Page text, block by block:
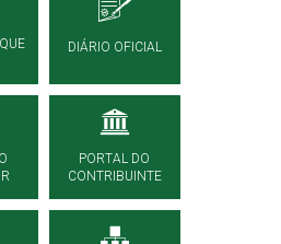
DIÁRIO OFICIAL
PORTAL DO
CONTRIBUINTE